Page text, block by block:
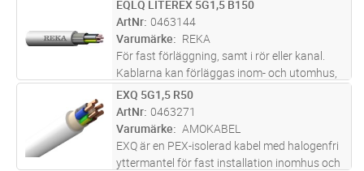
i UV-ljus.
M Lägg i kundvagn
EQLQ LITEREX 5G1,5 B150
ArtNr 0463144
Varumärke
REKA
För fast förläggning, samt i rör eller kanal.
Kablarna kan förläggas inom- och utomhus,
dock ej i vatten. Vid förläggning i mark ska
kabeln förses med extra skydd mot
mekaniska påkänningar. Al-skärm
M Lägg i kundvagn
EXQ 5G1,5 R50
ArtNr 0463271
Varumärke
AMOKABEL
EXQ är en PEX-isolerad kabel med halogenfri
yttermantel för fast installation inomhus och